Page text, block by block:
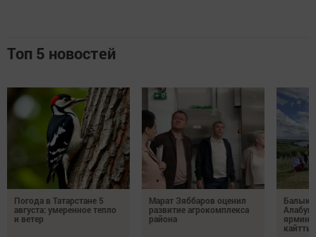
Топ 5 новостей
Погода в Татарстане 5
августа: умеренное тепло
и ветер
Марат Зяббаров оценил
развитие агрокомплекса
района